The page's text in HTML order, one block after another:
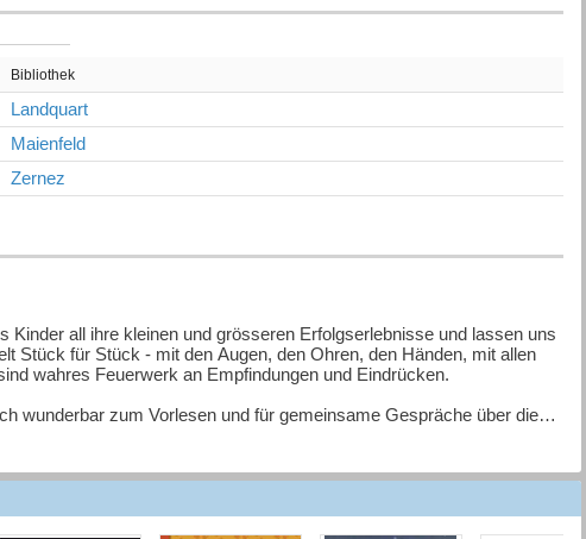
Bibliothek
Landquart
Maienfeld
Zernez
all ihre kleinen und grösseren Erfolgserlebnisse und lassen uns
Stück für Stück - mit den Augen, den Ohren, den Händen, mit allen
wahres Feuerwerk an Empfindungen und Eindrücken.
wunderbar zum Vorlesen und für gemeinsame Gespräche über die
frische, detailreiche Illustrationen, auf denen es viel zu entdecken,
ich. Ich zeig es dir" legen Heinz Janisch und Birgit Antoni abermals
entsprechend haben sie sich auch diesmal einem basalen,